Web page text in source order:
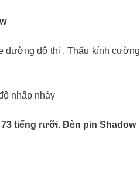
đường đô thị . Thấu kính cường
nhấp nháy
73 tiếng rưỡi. Đèn pin Shadow